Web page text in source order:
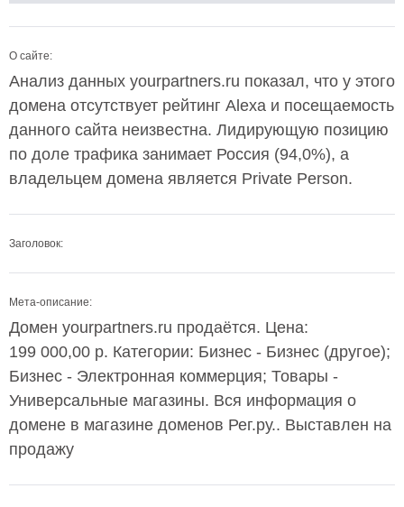
О сайте:
Анализ данных yourpartners.ru показал, что у этого
домена отсутствует рейтинг Alexa и посещаемость
данного сайта неизвестна. Лидирующую позицию
по доле трафика занимает Россия (94,0%), а
владельцем домена является Private Person.
Заголовок:
Мета-описание:
Домен yourpartners.ru продаётся. Цена:
199 000,00 р. Категории: Бизнес - Бизнес (другое);
Бизнес - Электронная коммерция; Товары -
Универсальные магазины. Вся информация о
домене в магазине доменов Рег.ру.. Выставлен на
продажу